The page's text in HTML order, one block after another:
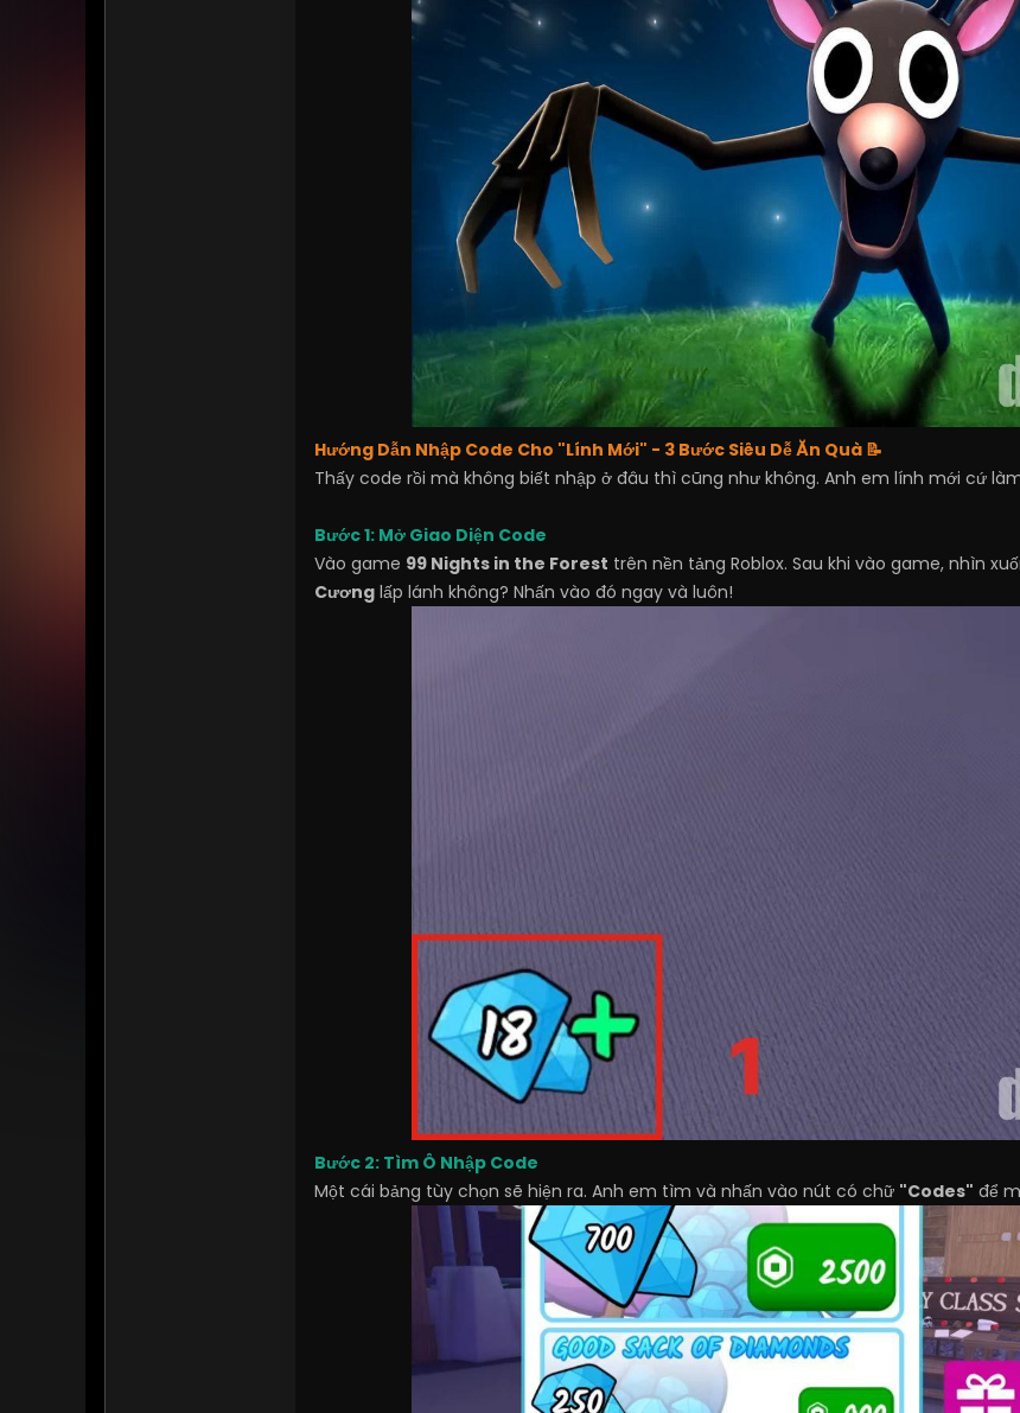
Hướng Dẫn Nhập Code Cho "Lính Mới" - 3 Bước Siêu Dễ Ăn Quà 📝
Thấy code rồi mà không biết nhập ở đâu thì cũng như không. Anh em lính mới cứ
Bước 1: Mở Giao Diện Code
Vào game 99 Nights in the Forest trên nền tảng Roblox. Sau khi vào game, nhìn
Cương lấp lánh không? Nhấn vào đó ngay và luôn!
Bước 2: Tìm Ô Nhập Code
Một cái bảng tùy chọn sẽ hiện ra. Anh em tìm và nhấn vào nút có chữ "Codes" để